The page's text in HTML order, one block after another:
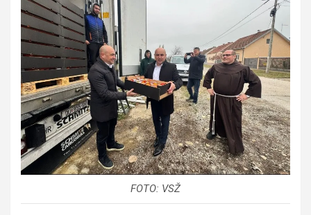
FOTO: VSŽ